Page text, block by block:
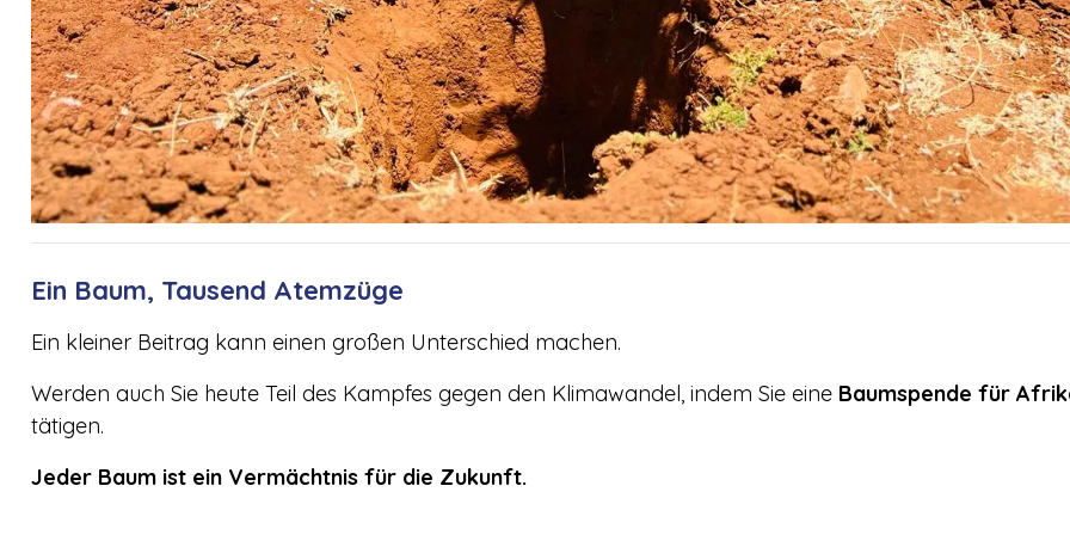
Ein Baum, Tausend Atemzüge
Ein kleiner Beitrag kann einen großen Unterschied machen.
Werden auch Sie heute Teil des Kampfes gegen den Klimawandel, indem Sie eine Baumspende für
tätigen.
Jeder Baum ist ein Vermächtnis für die Zukunft.